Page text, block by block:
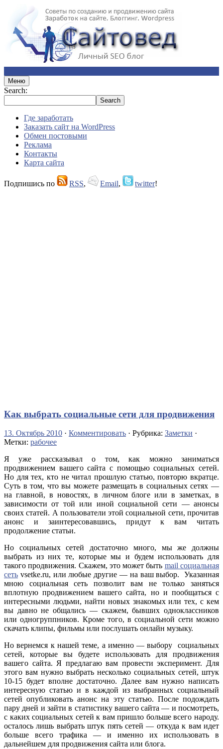
Меню
Search:
Где заработать
Заказать сайт на WordPress
Обмен постовыми
Реклама
Контакты
Карта сайта
Подпишись по RSS, Email, twitter!
Как выбрать социальные сети для продвижения
13. Октябрь 2010 · Комментировать · Рубрика: Заметки ·
Метки: рабочее
Я уже рассказывал о том, как можно заниматься
продвижением вашего сайта с помощью социальных сетей.
Но для тех, кто не читал прошлую статью, повторю вкратце.
Суть в том, что вы можете размещать в социальных сетях —
на главной, в новостях, в личном блоге или в заметках, в
зависимости от той или иной социальной сети — анонсы
своих статей. А пользователи этой социальной сети, прочитав
анонс и заинтересовавшись, придут к вам читать
продолжение статьи.
Но социальных сетей достаточно много, мы же должны
выбрать из них те, которые мы и будем использовать для
такого продвижения. Скажем, это может быть mail социальная
сеть vsetke.ru, или любые другие — на ваш выбор. Указанная
мною социальная сеть позволит вам не только заняться
вплотную продвижением вашего сайта, но и пообщаться с
интересными людьми, найти новых знакомых или тех, с кем
вы давно не общались — скажем, бывших одноклассников
или одногруппников. Кроме того, в социальной сети можно
скачать клипы, фильмы или послушать онлайн музыку.
Но вернемся к нашей теме, а именно — выбору социальных
сетей, которые вы будете использовать для продвижения
вашего сайта. Я предлагаю вам провести эксперимент. Для
этого вам нужно выбрать несколько социальных сетей, штук
10-15 будет вполне достаточно. Далее вам нужно написать
интересную статью и в каждой из выбранных социальный
сетей опубликовать анонс на эту статью. После подождать
пару дней и зайти в статистику вашего сайта — и посмотреть,
с каких социальных сетей к вам пришло больше всего народу.
осталось лишь выбрать штук пять сетей — откуда к вам идет
больше всего трафика — и именно их использовать в
дальнейшем для продвижения сайта или блога.